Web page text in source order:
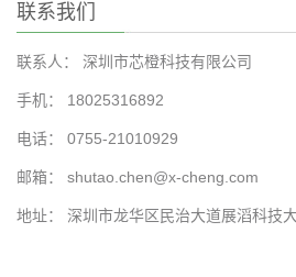
联系我们
联系人： 深圳市芯橙科技有限公司
手机： 18025316892
电话： 0755-21010929
邮箱： shutao.chen@x-cheng.com
地址： 深圳市龙华区民治大道展滔科技